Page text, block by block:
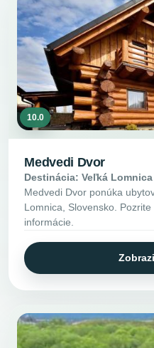
10.0
Medvedi Dvor
Destinácia: Veľká Lomnica
Medvedi Dvor ponúka
Lomnica, Slovensko.
informácie.